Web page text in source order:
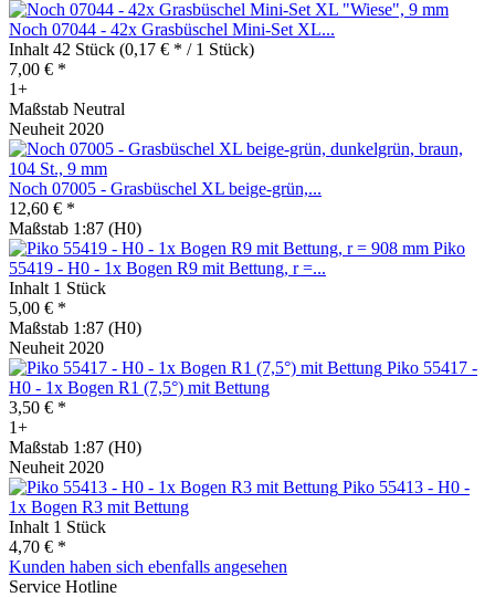
Noch 07044 - 42x Grasbüschel Mini-Set XL...
Inhalt 42 Stück (0,17 € * / 1 Stück)
7,00 € *
1+
Maßstab Neutral
Neuheit 2020
Noch 07005 - Grasbüschel XL beige-grün,...
12,60 € *
Maßstab 1:87 (H0)
Piko
55419 - H0 - 1x Bogen R9 mit Bettung, r =...
Inhalt 1 Stück
5,00 € *
Maßstab 1:87 (H0)
Neuheit 2020
Piko 55417 -
H0 - 1x Bogen R1 (7,5°) mit Bettung
3,50 € *
1+
Maßstab 1:87 (H0)
Neuheit 2020
Piko 55413 - H0 -
1x Bogen R3 mit Bettung
Inhalt 1 Stück
4,70 € *
Kunden haben sich ebenfalls angesehen
Service Hotline